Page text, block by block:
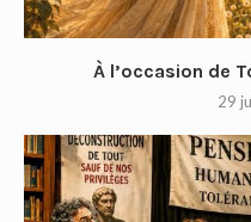
À l’occasion de
29